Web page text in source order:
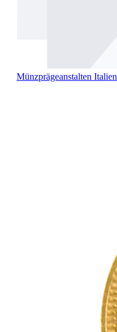
Münzprägeanstalten Italien